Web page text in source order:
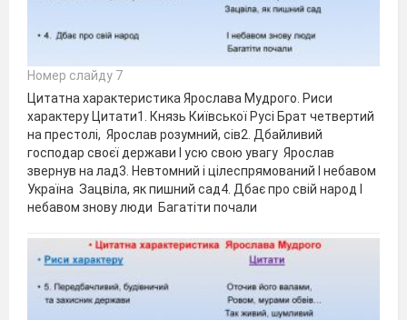
Номер слайду 7
Цитатна характеристика Ярослава Мудрого. Риси
характеру Цитати1. Князь Київської Русі Брат четвертий
на престолі, Ярослав розумний, сів2. Дбайливий
господар своєї держави І усю свою увагу Ярослав
звернув на лад3. Невтомний і цілеспрямований І небавом
Україна Зацвіла, як пишний сад4. Дбає про свій народ І
небавом знову люди Багатіти почали